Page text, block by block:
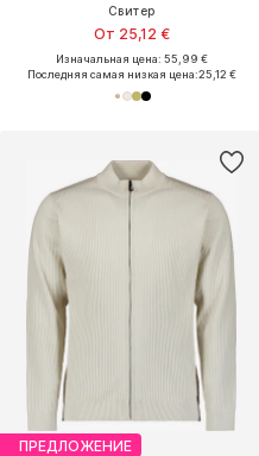
Свитер
От 25,12 €
Изначальная цена: 55,99 €
Последняя самая низкая цена:25,12 €
ПРЕДЛОЖЕНИЕ